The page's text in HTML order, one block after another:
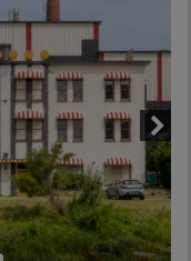
Next